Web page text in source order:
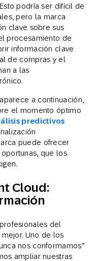
podría ser difícil de
pero la marca
clave sobre sus
procesamiento de
información clave
de compras y el
a las
a continuación,
el momento óptimo
predictivos
puede ofrecer
que los
Cloud:
del
Uno de los
nos conformamos”
ampliar nuestras